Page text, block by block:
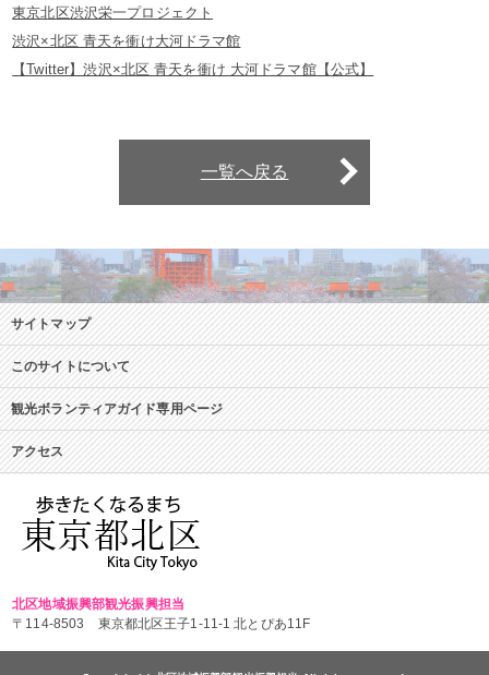
東京北区渋沢栄一プロジェクト
渋沢×北区 青天を衝け大河ドラマ館
【Twitter】渋沢×北区 青天を衝け 大河ドラマ館【公式】
一覧へ戻る
サイトマップ
このサイトについて
観光ボランティアガイド専用ページ
アクセス
北区地域振興部観光振興担当
〒114-8503 東京都北区王子1-11-1 北とぴあ11F